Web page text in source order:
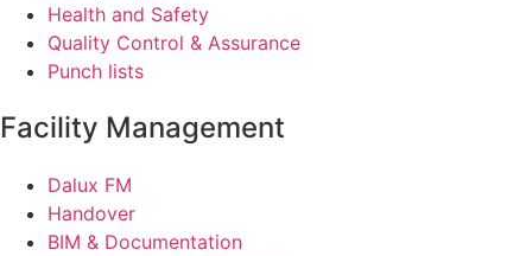
Health and Safety
Quality Control & Assurance
Punch lists
Facility Management
Dalux FM
Handover
BIM & Documentation